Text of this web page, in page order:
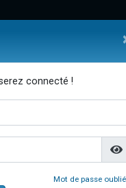
dans un appartement
Pour les Enfants
Musique Paracha
connecté !
Mot de passe